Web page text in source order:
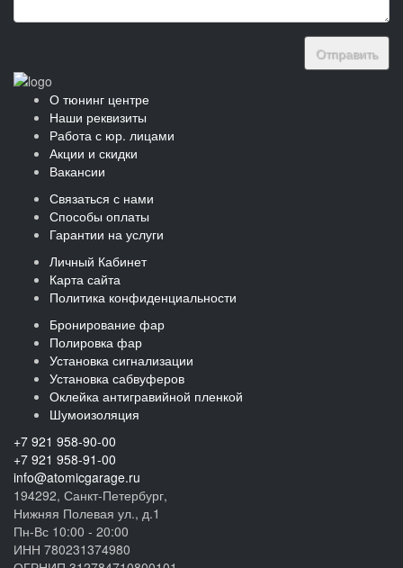
Отправить
О тюнинг центре
Наши реквизиты
Работа с юр. лицами
Акции и скидки
Вакансии
Связаться с нами
Способы оплаты
Гарантии на услуги
Личный Кабинет
Карта сайта
Политика конфиденциальности
Бронирование фар
Полировка фар
Установка сигнализации
Установка сабвуферов
Оклейка антигравийной пленкой
Шумоизоляция
+7 921 958-90-00
+7 921 958-91-00
info@atomicgarage.ru
194292, Санкт-Петербург,
Нижняя Полевая ул., д.1
Пн-Вс 10:00 - 20:00
ИНН 780231374980